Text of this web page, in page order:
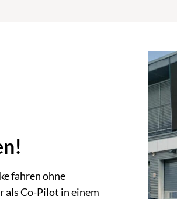
fahren ohne
als Co-Pilot in einem